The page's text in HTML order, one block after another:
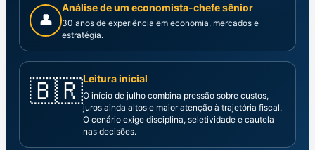
👤
Análise de um economista-chefe sênior
30 anos de experiência em economia, mercados e
estratégia.
🇧🇷Leitura inicial
O início de julho combina pressão sobre custos,
juros ainda altos e maior atenção à trajetória fiscal.
O cenário exige disciplina, seletividade e cautela
nas decisões.